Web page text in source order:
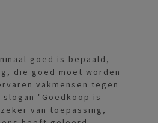
goed is bepaald,
die goed moet worden
vakmensen tegen
"Goedkoop is
van toepassing,